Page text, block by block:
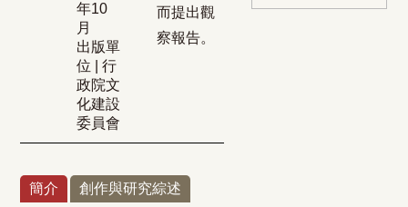
年10
月
出版單
位 | 行
政院文
化建設
委員會
而提出觀
察報告。
簡介 創作與研究綜述